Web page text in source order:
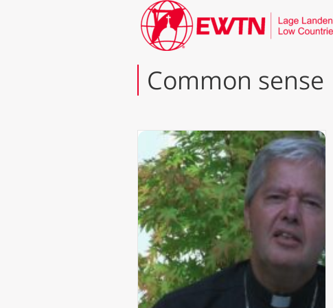
Common sense